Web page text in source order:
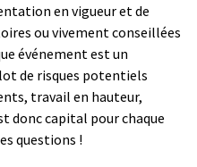
en vigueur et de
ou vivement conseillées
événement est un
de risques potentiels
travail en hauteur,
donc capital pour chaque
questions !